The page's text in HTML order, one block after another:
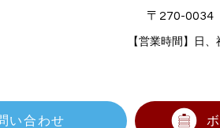
〒270-
【営業時間】日
い合わせ